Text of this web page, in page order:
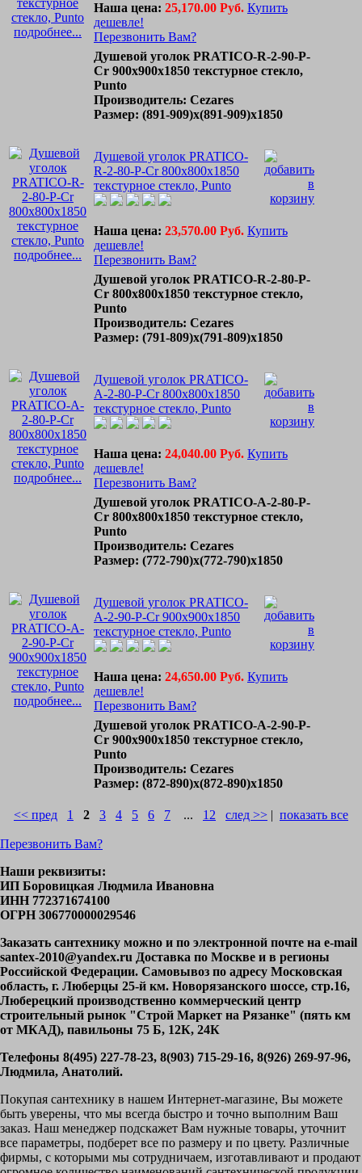
подробнее...
Наша цена: 25,170.00 Руб. Купить
дешевле!
Перезвонить Вам?
Душевой уголок PRATICO-R-2-90-P-
Cr 900x900x1850 текстурное стекло,
Punto
Производитель: Cezares
Размер: (891-909)х(891-909)х1850
подробнее...
Душевой уголок PRATICO-
R-2-80-P-Cr 800x800x1850
текстурное стекло, Punto
Наша цена: 23,570.00 Руб. Купить
дешевле!
Перезвонить Вам?
Душевой уголок PRATICO-R-2-80-P-
Cr 800x800x1850 текстурное стекло,
Punto
Производитель: Cezares
Размер: (791-809)х(791-809)х1850
подробнее...
Душевой уголок PRATICO-
A-2-80-P-Cr 800x800x1850
текстурное стекло, Punto
Наша цена: 24,040.00 Руб. Купить
дешевле!
Перезвонить Вам?
Душевой уголок PRATICO-A-2-80-P-
Cr 800x800x1850 текстурное стекло,
Punto
Производитель: Cezares
Размер: (772-790)х(772-790)х1850
подробнее...
Душевой уголок PRATICO-
A-2-90-P-Cr 900x900x1850
текстурное стекло, Punto
Наша цена: 24,650.00 Руб. Купить
дешевле!
Перезвонить Вам?
Душевой уголок PRATICO-A-2-90-P-
Cr 900x900x1850 текстурное стекло,
Punto
Производитель: Cezares
Размер: (872-890)х(872-890)х1850
<< пред 1 2 3 4 5 6 7 ... 12 след >> | показать все
Перезвонить Вам?
Наши реквизиты:
ИП Боровицкая Людмила Ивановна
ИНН 772371674100
ОГРН 306770000029546
Заказать сантехнику можно и по электронной почте на e-mail
santex-2010@yandex.ru Доставка по Москве и в регионы
Российской Федерации. Самовывоз по адресу Московская
область, г. Люберцы 25-й км. Новорязанского шоссе, стр.16,
Люберецкий производственно коммерческий центр
строительный рынок "Строй Маркет на Рязанке" (пять км
от МКАД), павильоны 75 Б, 12К, 24К
Телефоны 8(495) 227-78-23, 8(903) 715-29-16, 8(926) 269-97-96,
Людмила, Анатолий.
Покупая сантехнику в нашем Интернет-магазине, Вы можете
быть уверены, что мы всегда быстро и точно выполним Ваш
заказ. Наш менеджер подскажет Вам нужные товары, уточнит
все параметры, подберет все по размеру и по цвету. Различные
фирмы, с которыми мы сотрудничаем, изготавливают и продают